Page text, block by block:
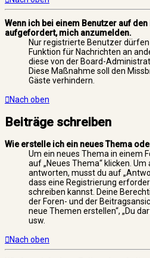
Wenn ich bei einem Benutzer auf
aufgefordert, mich anzumelden.
Nur registrierte Benutzer
Funktion für Nachrichten an
diese von der Board-
Diese Maßnahme soll den
Gäste verhindern.
Nach oben
Beiträge schreiben
Wie erstelle ich ein neues Thema
Um ein neues Thema in einem
auf „Neues Thema“ klicken.
antworten, musst du auf
dass eine Registrierung
schreiben kannst. Deine
der Foren- und der
neue Themen erstellen“, „Du
usw.
Nach oben